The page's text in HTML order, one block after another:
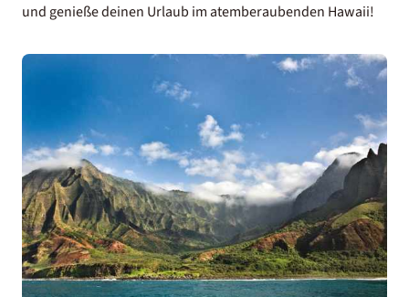
und genieße deinen Urlaub im atemberaubenden Hawaii!